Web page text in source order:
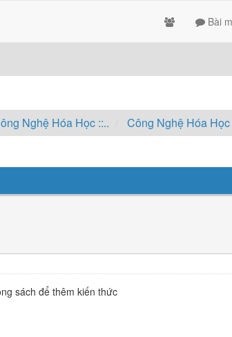
Bài
Nghệ Hóa Học ::.. Công Nghệ Hóa Học
sách để thêm kiến thức